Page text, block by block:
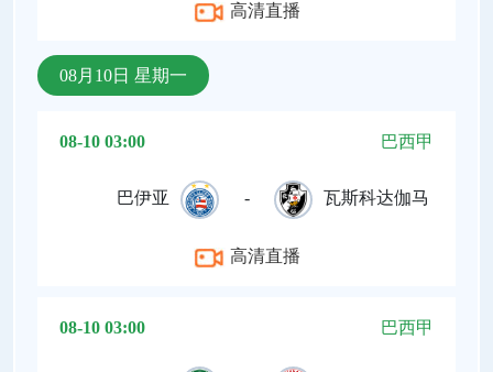
高清直播
08月10日 星期一
08-10 03:00 巴西甲
巴伊亚 - 瓦斯科达伽马
高清直播
08-10 03:00 巴西甲